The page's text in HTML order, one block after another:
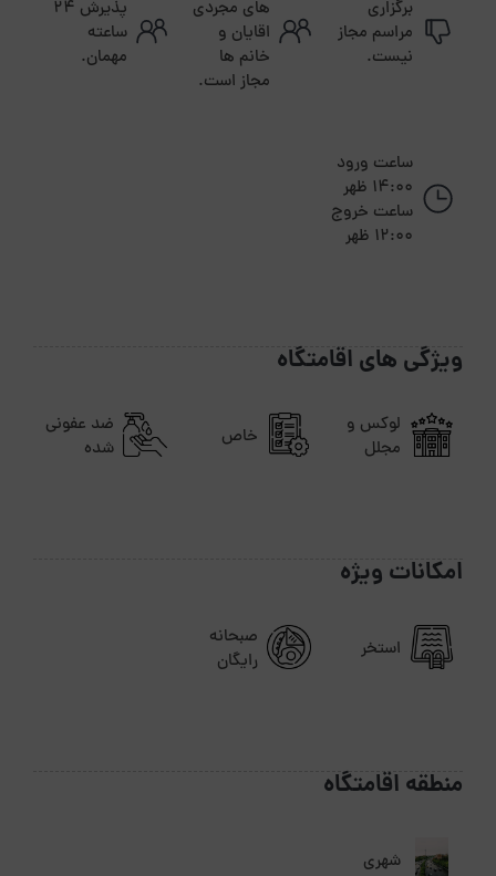
برگزاری
مراسم مجاز
نیست.
های مجردی
اقایان و
خانم ها
مجاز است.
پذیرش ۲۴
ساعته
مهمان.
ساعت ورود
14:00 ظهر
ساعت خروج
12:00 ظهر
ویژگی های اقامتگاه
لوکس و
مجلل
خاص
ضد عفونی
شده
امکانات ویژه
استخر
صبحانه
رایگان
منطقه اقامتگاه
شهری